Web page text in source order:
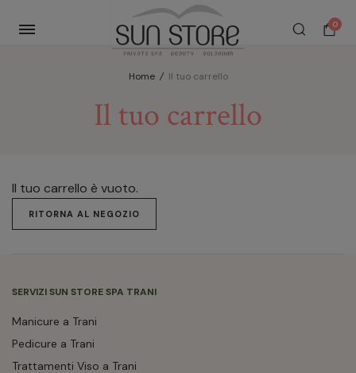
0
Home / Il tuo carrello
Il tuo carrello
Il tuo carrello è vuoto.
RITORNA AL NEGOZIO
SERVIZI SUN STORE SPA TRANI
Manicure a Trani
Pedicure a Trani
Trattamenti Viso a Trani